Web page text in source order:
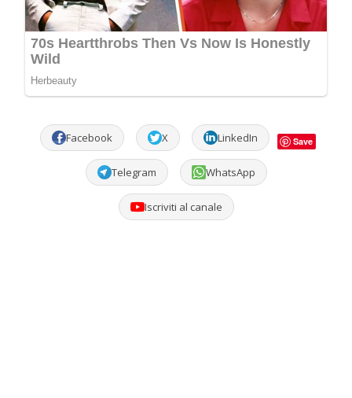
Facebook X LinkedIn Save
Telegram WhatsApp
Iscriviti al canale